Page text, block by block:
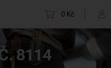
0 Kč
8114